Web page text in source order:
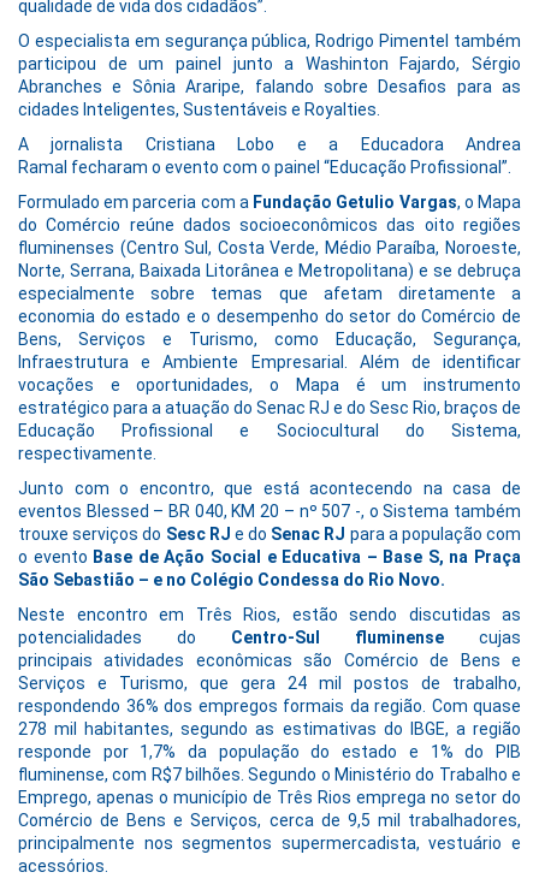
qualidade de vida dos cidadãos”.
O especialista em segurança pública, Rodrigo Pimentel também
participou de um painel junto a Washinton Fajardo, Sérgio
Abranches e Sônia Araripe, falando sobre Desafios para as
cidades Inteligentes, Sustentáveis e Royalties.
A jornalista Cristiana Lobo e a Educadora Andrea
Ramal fecharam o evento com o painel “Educação Profissional”.
Formulado em parceria com a Fundação Getulio Vargas, o Mapa
do Comércio reúne dados socioeconômicos das oito regiões
fluminenses (Centro Sul, Costa Verde, Médio Paraíba, Noroeste,
Norte, Serrana, Baixada Litorânea e Metropolitana) e se debruça
especialmente sobre temas que afetam diretamente a
economia do estado e o desempenho do setor do Comércio de
Bens, Serviços e Turismo, como Educação, Segurança,
Infraestrutura e Ambiente Empresarial. Além de identificar
vocações e oportunidades, o Mapa é um instrumento
estratégico para a atuação do Senac RJ e do Sesc Rio, braços de
Educação Profissional e Sociocultural do Sistema,
respectivamente.
Junto com o encontro, que está acontecendo na casa de
eventos Blessed – BR 040, KM 20 – nº 507 -, o Sistema também
trouxe serviços do Sesc RJ e do Senac RJ para a população com
o evento Base de Ação Social e Educativa – Base S, na Praça
São Sebastião – e no Colégio Condessa do Rio Novo.
Neste encontro em Três Rios, estão sendo discutidas as
potencialidades do Centro-Sul fluminense cujas
principais atividades econômicas são Comércio de Bens e
Serviços e Turismo, que gera 24 mil postos de trabalho,
respondendo 36% dos empregos formais da região. Com quase
278 mil habitantes, segundo as estimativas do IBGE, a região
responde por 1,7% da população do estado e 1% do PIB
fluminense, com R$7 bilhões. Segundo o Ministério do Trabalho e
Emprego, apenas o município de Três Rios emprega no setor do
Comércio de Bens e Serviços, cerca de 9,5 mil trabalhadores,
principalmente nos segmentos supermercadista, vestuário e
acessórios.